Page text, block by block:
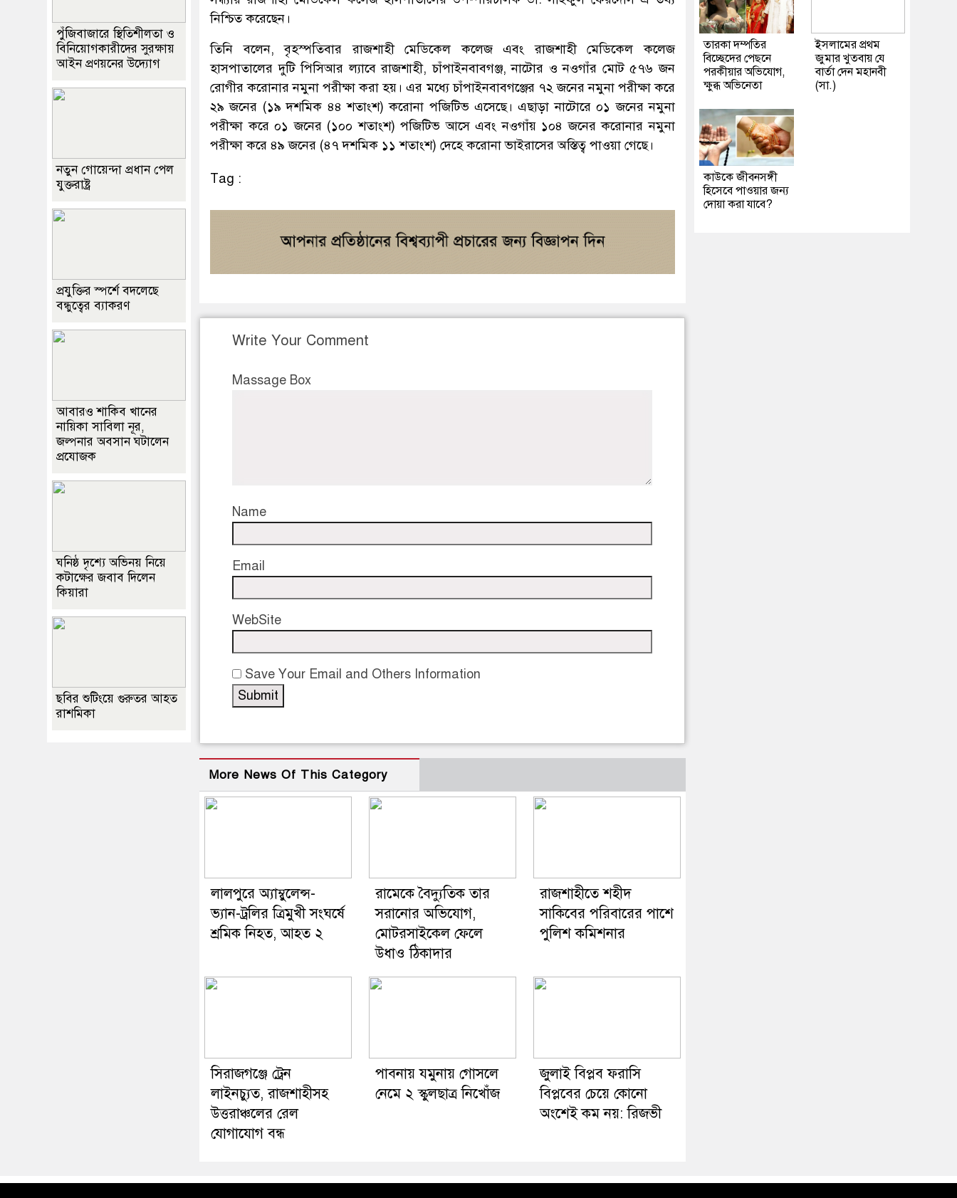
নিশ্চিত করেছেন।
তিনি বলেন, বৃহস্পতিবার রাজশাহী মেডিকেল কলেজ এবং রাজশাহী মেডিকেল কলেজ
হাসপাতালের দুটি পিসিআর ল্যাবে রাজশাহী, চাঁপাইনবাবগঞ্জ, নাটোর ও নওগাঁর মোট ৫৭৬ জন
রোগীর করোনার নমুনা পরীক্ষা করা হয়। এর মধ্যে চাঁপাইনবাবগঞ্জের ৭২ জনের নমুনা পরীক্ষা করে
২৯ জনের (১৯ দশমিক ৪৪ শতাংশ) করোনা পজিটিভ এসেছে। এছাড়া নাটোরে ০১ জনের নমুনা
পরীক্ষা করে ০১ জনের (১০০ শতাংশ) পজিটিভ আসে এবং নওগাঁয় ১০৪ জনের করোনার নমুনা
পরীক্ষা করে ৪৯ জনের (৪৭ দশমিক ১১ শতাংশ) দেহে করোনা ভাইরাসের অস্তিত্ব পাওয়া গেছে।
Tag :
Write Your Comment
Massage Box
Name
Email
WebSite
Save Your Email and Others Information
More News Of This Category
লালপুরে অ্যাম্বুলেন্স-
ভ্যান-ট্রলির ত্রিমুখী সংঘর্ষে
শ্রমিক নিহত, আহত ২
রামেকে বৈদ্যুতিক তার
সরানোর অভিযোগ,
মোটরসাইকেল ফেলে
উধাও ঠিকাদার
রাজশাহীতে শহীদ
সাকিবের পরিবারের পাশে
পুলিশ কমিশনার
সিরাজগঞ্জে ট্রেন
লাইনচ্যুত, রাজশাহীসহ
উত্তরাঞ্চলের রেল
যোগাযোগ বন্ধ
পাবনায় যমুনায় গোসলে
নেমে ২ স্কুলছাত্র নিখোঁজ
জুলাই বিপ্লব ফরাসি
বিপ্লবের চেয়ে কোনো
অংশেই কম নয়: রিজভী
পুঁজিবাজারে স্থিতিশীলতা ও
বিনিয়োগকারীদের সুরক্ষায়
আইন প্রণয়নের উদ্যোগ
নতুন গোয়েন্দা প্রধান পেল
যুক্তরাষ্ট্র
প্রযুক্তির স্পর্শে বদলেছে
বন্ধুত্বের ব্যাকরণ
আবারও শাকিব খানের
নায়িকা সাবিলা নূর,
জল্পনার অবসান ঘটালেন
প্রযোজক
ঘনিষ্ঠ দৃশ্যে অভিনয় নিয়ে
কটাক্ষের জবাব দিলেন
কিয়ারা
ছবির শুটিংয়ে গুরুতর আহত
রাশমিকা
তারকা দম্পতির
বিচ্ছেদের পেছনে
পরকীয়ার অভিযোগ,
ক্ষুব্ধ অভিনেতা
ইসলামের প্রথম
জুমার খুতবায় যে
বার্তা দেন মহানবী
(সা.)
কাউকে জীবনসঙ্গী
হিসেবে পাওয়ার জন্য
দোয়া করা যাবে?